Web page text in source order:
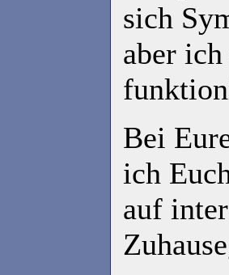
sich
aber ich
Bei
ich
auf